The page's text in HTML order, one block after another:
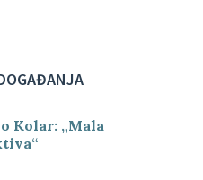
Kolar: „Mala